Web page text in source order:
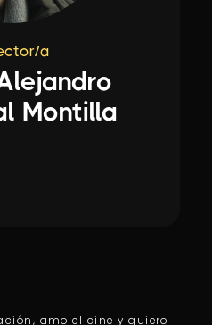
a
Montilla
amo el cine y quiero